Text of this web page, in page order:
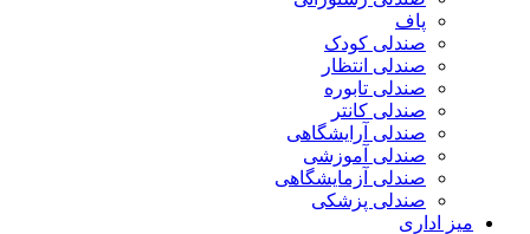
پاف
صندلی کودک
صندلی انتظار
صندلی تابوره
صندلی کانتر
صندلی آرایشگاهی
صندلی آموزشی
صندلی آزمایشگاهی
صندلی پزشکی
میز اداری